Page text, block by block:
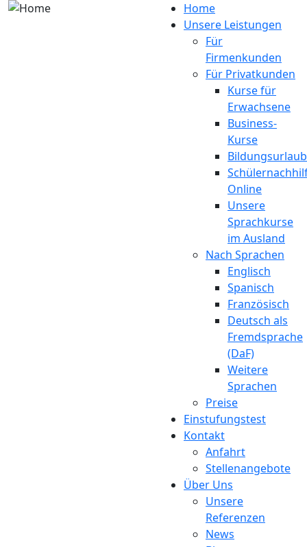
Direkt zum Inhalt
Home
Unsere Leistungen
Für
Firmenkunden
Für Privatkunden
Kurse für
Erwachsene
Business-
Kurse
Bildungsurlaub
Online
Unsere
Sprachkurse
im Ausland
Nach Sprachen
Englisch
Spanisch
Französisch
Deutsch als
Fremdsprache
(DaF)
Weitere
Sprachen
Preise
Einstufungstest
Kontakt
Anfahrt
Stellenangebote
Über Uns
Unsere
Referenzen
News